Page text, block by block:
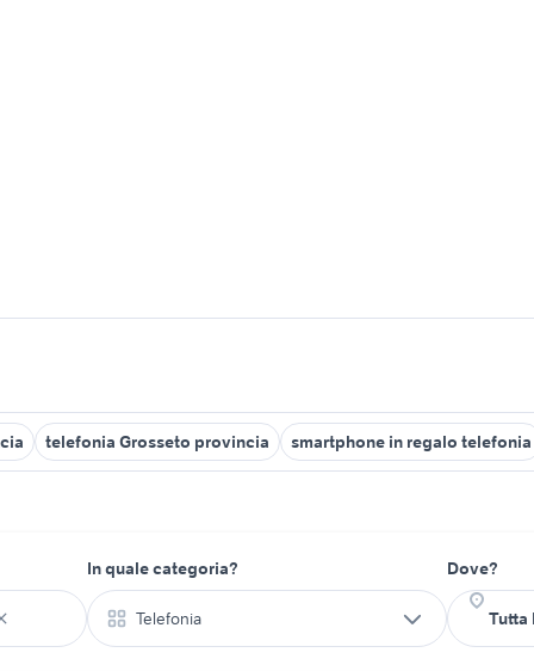
telefonia Grosseto provincia smartphone in regalo telefonia
In quale categoria?
Telefonia
Dove?